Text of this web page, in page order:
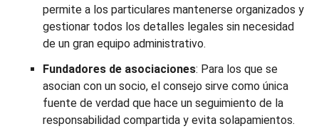
permite a los particulares mantenerse organizados y
gestionar todos los detalles legales sin necesidad
de un gran equipo administrativo.
Fundadores de asociaciones: Para los que se
asocian con un socio, el consejo sirve como única
fuente de verdad que hace un seguimiento de la
responsabilidad compartida y evita solapamientos.